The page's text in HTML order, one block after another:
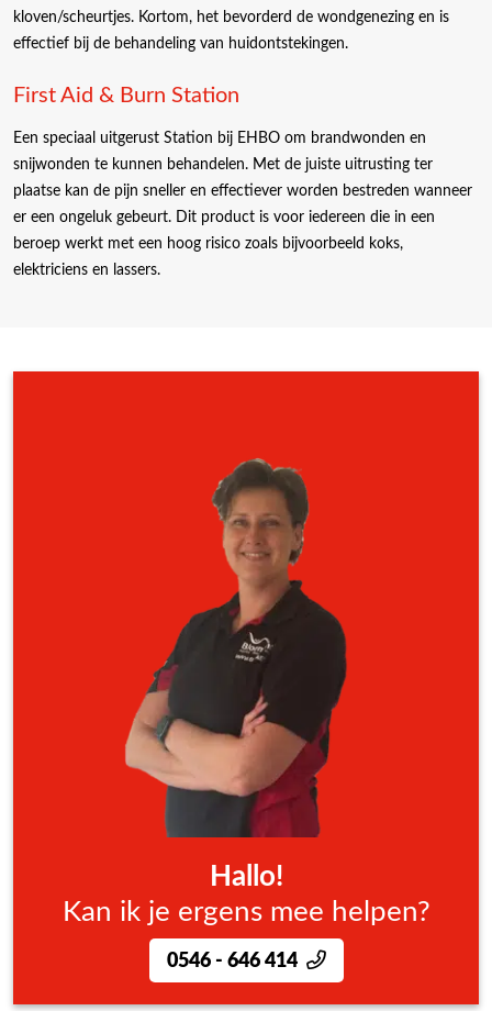
kloven/scheurtjes. Kortom, het bevorderd de wondgenezing en is
effectief bij de behandeling van huidontstekingen.
First Aid & Burn Station
Een speciaal uitgerust Station bij EHBO om brandwonden en
snijwonden te kunnen behandelen. Met de juiste uitrusting ter
plaatse kan de pijn sneller en effectiever worden bestreden wanneer
er een ongeluk gebeurt. Dit product is voor iedereen die in een
beroep werkt met een hoog risico zoals bijvoorbeeld koks,
elektriciens en lassers.
Hallo!
Kan ik je ergens mee helpen?
0546 - 646 414